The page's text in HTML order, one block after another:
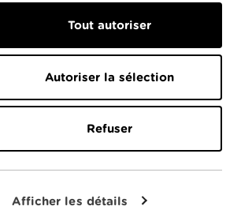
Afficher les détails
Tout autoriser
Autoriser la sélection
Refuser